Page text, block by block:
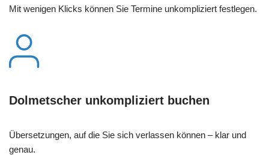
Mit wenigen Klicks können Sie Termine unkompliziert festlegen.
Dolmetscher unkompliziert buchen
Übersetzungen, auf die Sie sich verlassen können – klar und
genau.